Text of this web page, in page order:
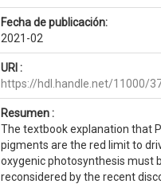
Fecha de publicación:
2021-02
URI :
https://hdl.handle.net/11000/
Resumen :
The textbook explanation that
pigments are the red limit to
oxygenic photosynthesis must
reconsidered by the recent